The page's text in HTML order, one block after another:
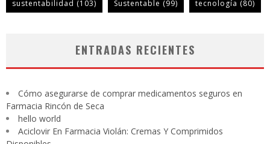
sustentabilidad (103) Sustentable (99) tecnología (80)
ENTRADAS RECIENTES
Cómo asegurarse de comprar medicamentos seguros en
Farmacia Rincón de Seca
hello world
Aciclovir En Farmacia Violán: Cremas Y Comprimidos